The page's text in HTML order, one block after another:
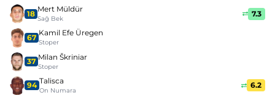
18 Mert Müldür
Sağ Bek
7.3
67 Kamil Efe Üregen
Stoper
37 Milan Škriniar
Stoper
94 Talisca
On Numara
6.2